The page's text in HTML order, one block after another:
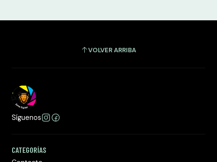
VOLVER ARRIBA
Síguenos
CATEGORÍAS